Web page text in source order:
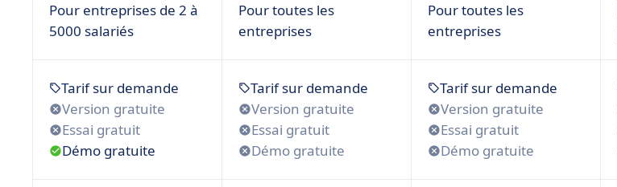
Pour entreprises de 2 à
5000 salariés
Pour toutes les
entreprises
Pour toutes les
entreprises
Tarif sur demande
Version gratuite
Essai gratuit
Démo gratuite
Tarif sur demande
Version gratuite
Essai gratuit
Démo gratuite
Tarif sur demande
Version gratuite
Essai gratuit
Démo gratuite